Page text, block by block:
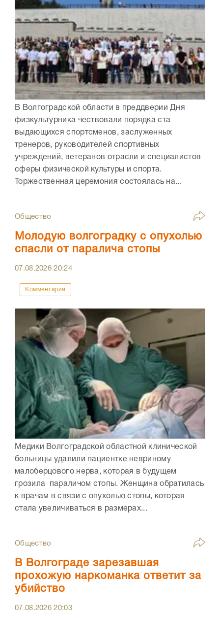
В Волгоградской области в преддверии Дня
физкультурника чествовали порядка ста
выдающихся спортсменов, заслуженных
тренеров, руководителей спортивных
учреждений, ветеранов отрасли и специалистов
сферы физической культуры и спорта.
Торжественная церемония состоялась на...
Общество
Молодую волгоградку с опухолью
спасли от паралича стопы
07.08.202620:24
Комментарии
Медики Волгоградской областной клинической
больницы удалили пациентке невриному
малоберцового нерва, которая в будущем
грозила параличом стопы. Женщина обратилась
к врачам в связи с опухолью стопы, которая
стала увеличиваться в размерах...
Общество
В Волгограде зарезавшая
прохожую наркоманка ответит за
убийство
07.08.202620:03